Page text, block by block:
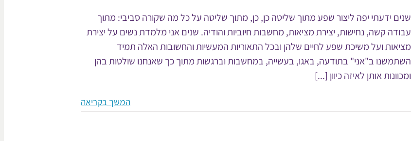
שנים ידעתי יפה ליצור שפע מתוך שליטה כן, כן, מתוך שליטה על כל מה שקורה סביבי: מתוך
עבודה קשה, נחישות, יצירת מציאות, מחשבות חיוביות והודיה. שנים אני מלמדת נשים על יצירת
מציאות ועל משיכת שפע לחיים שלהן ובכל התאוריות המעשיות והחשובות האלה תמיד
השתמשנו ב"אני" בתודעה, באגו, בעשייה, במחשבות וברגשות מתוך כך שאנחנו שולטות בהן
ומכוונות אותן לאיזה כיוון [...]
המשך בקריאה